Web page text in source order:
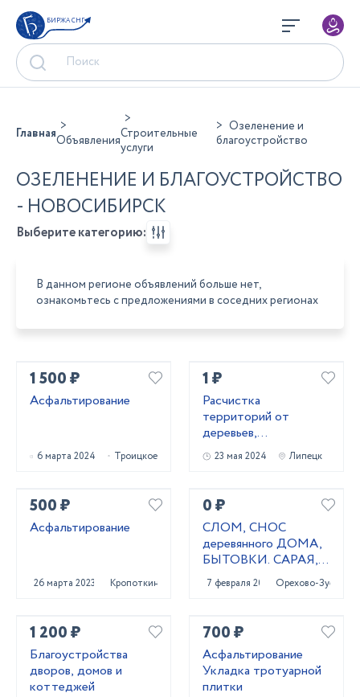
БИРЖА СНГ
ГлавнаяОбъявленияСтроительные
услуги
Озеленение и
благоустройство
ОЗЕЛЕНЕНИЕ И БЛАГОУСТРОЙСТВО
- НОВОСИБИРСК
Выберите категорию:
В данном регионе объявлений больше нет,
ознакомьтесь с предложениями в соседних регионах
1 500 ₽
Асфальтирование
6 марта 2024 Троицкое
1 ₽
Расчистка
территорий от
деревьев,
кустарников и корней
23 мая 2024 Липецк
500 ₽
Асфальтирование
26 марта 2023 Кропоткин
0 ₽
СЛОМ, СНОС
деревянного ДОМА,
БЫТОВКИ. САРАЯ,
ТЕПЛИЦЫ
7 февраля 2021 Орехово-Зуево
1 200 ₽
Благоустройства
дворов, домов и
коттеджей
700 ₽
Асфальтирование
Укладка тротуарной
плитки